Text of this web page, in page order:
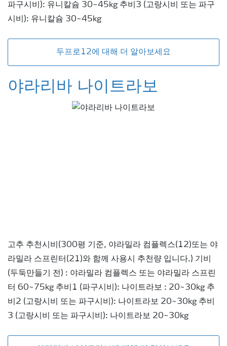
파구시비): 유니칼슘 30~45kg 추비3 (고랑시비 또는 파구
시비): 유니칼슘 30~45kg
두프로12에 대해 더 알아보세요
야라리바 나이트라보
고추 추천시비(300평 기준, 야라밀라 컴플렉스(12)또는 야
라밀라 스프린터(21)와 함께 사용시 추천량 입니다.) 기비
(두둑만들기 전) : 야라밀라 컴플렉스 또는 야라밀라 스프린
터 60~75kg 추비1 (파구시비): 나이트라보 : 20~30kg 추
비2 (고랑시비 또는 파구시비): 나이트라보 20~30kg 추비
3 (고랑시비 또는 파구시비): 나이트라보 20~30kg